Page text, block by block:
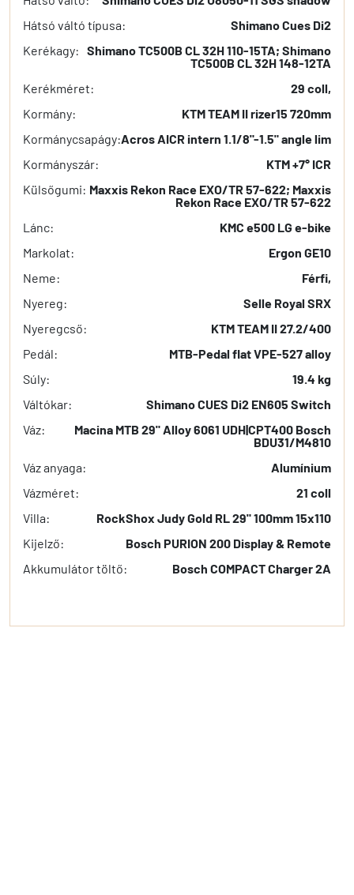
Hátsó váltó típusa:
Shimano Cues Di2
Kerékagy: Shimano TC500B CL 32H 110-15TA; Shimano
TC500B CL 32H 148-12TA
Kerékméret:
29 coll,
Kormány:
KTM TEAM II rizer15 720mm
Kormánycsapágy:Acros AICR intern 1.1/8"-1.5" angle lim
Kormányszár:
KTM +7° ICR
Külsőgumi: Maxxis Rekon Race EXO/TR 57-622; Maxxis
Rekon Race EXO/TR 57-622
Lánc:
KMC e500 LG e-bike
Markolat:
Ergon GE10
Neme:
Férfi,
Nyereg:
Selle Royal SRX
Nyeregcső:
KTM TEAM II 27.2/400
Pedál:
MTB-Pedal flat VPE-527 alloy
Súly:
19.4 kg
Váltókar:
Shimano CUES Di2 EN605 Switch
Váz:
Macina MTB 29" Alloy 6061 UDH|CPT400 Bosch
BDU31/M4810
Váz anyaga:
Alumínium
Vázméret:
21 coll
Villa:
RockShox Judy Gold RL 29" 100mm 15x110
Kijelző:
Bosch PURION 200 Display & Remote
Akkumulátor töltő:
Bosch COMPACT Charger 2A